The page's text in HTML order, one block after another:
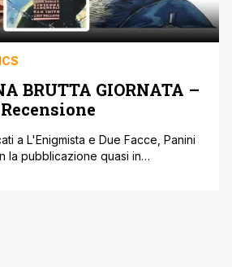
BRUTTA GIORNATA –
a L'Enigmista e Due Facce, Panini
la pubblicazione quasi in